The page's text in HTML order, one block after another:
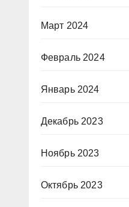
Март 2024
Февраль 2024
Январь 2024
Декабрь 2023
Ноябрь 2023
Октябрь 2023